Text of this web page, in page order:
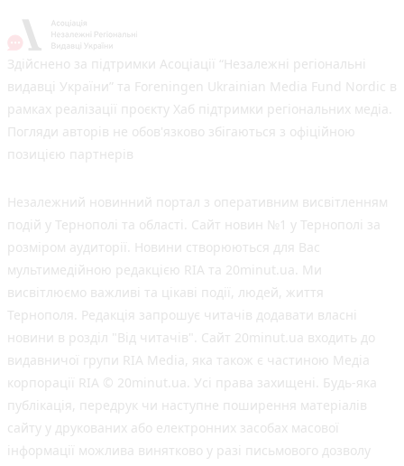
Здійснено за підтримки Асоціації “Незалежні регіональні
видавці України” та Foreningen Ukrainian Media Fund Nordic в
рамках реалізації проєкту Хаб підтримки регіональних медіа.
Погляди авторів не обов'язково збігаються з офіційною
позицією партнерів
Незалежний новинний портал з оперативним висвітленням
подій у Тернополі та області. Сайт новин №1 у Тернополі за
розміром аудиторії. Новини створюються для Вас
мультимедійною редакцією RIA та 20minut.ua. Ми
висвітлюємо важливі та цікаві події, людей, життя
Тернополя. Редакція запрошує читачів додавати власні
новини в розділ "Від читачів". Сайт 20minut.ua входить до
видавничої групи RIA Media, яка також є частиною Медіа
корпорації RIA © 20minut.ua. Усі права захищені. Будь-яка
публiкацiя, передрук чи наступне поширення матеріалів
сайту у друкованих або електронних засобах масової
інформації можлива винятково у разі письмового дозволу